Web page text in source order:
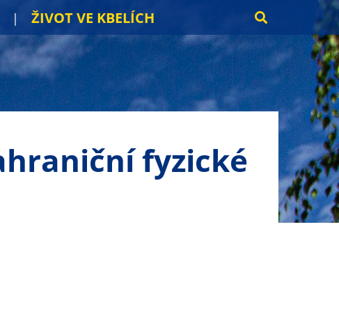
ŽIVOT VE KBELÍCH
fyzické